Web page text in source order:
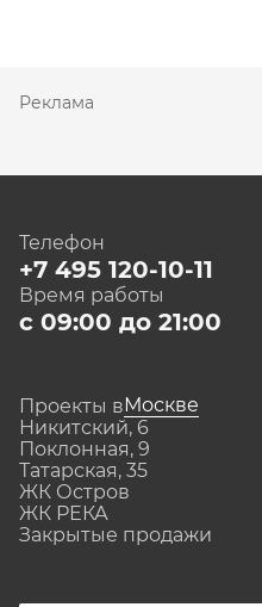
Реклама
Телефон
+7 495 120-10-11
Время работы
с 09:00 до 21:00
Проекты вМоскве
Никитский, 6
Поклонная, 9
Татарская, 35
ЖК Остров
ЖК РЕКА
Закрытые продажи